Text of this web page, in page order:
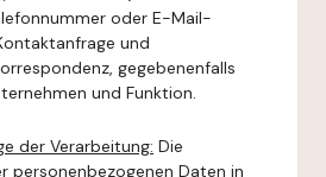
oder E-Mail-
und
gegebenenfalls
und Funktion.
der Verarbeitung: Die
personenbezogenen Daten in